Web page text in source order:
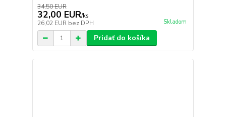
34,50 EUR
32,00 EUR/ks
26,02 EUR bez DPH Skladom
Pridať do košíka